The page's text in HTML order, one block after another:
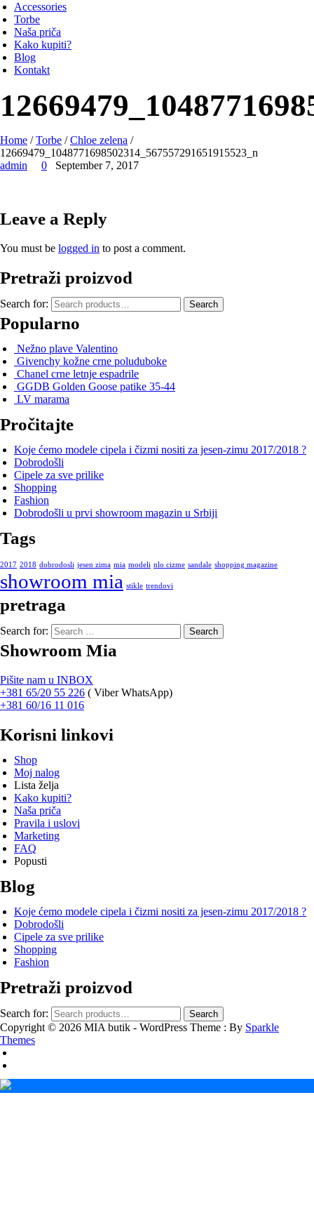
Accessories
Torbe
Naša priča
Kako kupiti?
Blog
Kontakt
Home /Torbe /Chloe zelena /
12669479_1048771698502314_567557291651915523_n
admin
0 September 7, 2017
Leave a Reply
You must be logged in to post a comment.
Pretraži proizvod
Search for: Search
Popularno
Nežno plave Valentino
Givenchy kožne crne poluduboke
Chanel crne letnje espadrile
GGDB Golden Goose patike 35-44
LV marama
Pročitajte
Koje ćemo modele cipela i čizmi nositi za jesen-zimu 2017/2018 ?
Dobrodošli
Cipele za sve prilike
Shopping
Fashion
Dobrodošli u prvi showroom magazin u Srbiji
Tags
2017 2018 dobrodosli jesen zima mia modeli nlo cizme sandale shopping magazine
showroom mia stikle trendovi
pretraga
Search for:
Showroom Mia
Pišite nam u INBOX
+381 65/20 55 226 ( Viber WhatsApp)
+381 60/16 11 016
Korisni linkovi
Shop
Moj nalog
Lista želja
Kako kupiti?
Naša priča
Pravila i uslovi
Marketing
FAQ
Popusti
Blog
Koje ćemo modele cipela i čizmi nositi za jesen-zimu 2017/2018 ?
Dobrodošli
Cipele za sve prilike
Shopping
Fashion
Pretraži proizvod
Search for: Search
Copyright © 2026 MIA butik - WordPress Theme : By Sparkle
Themes